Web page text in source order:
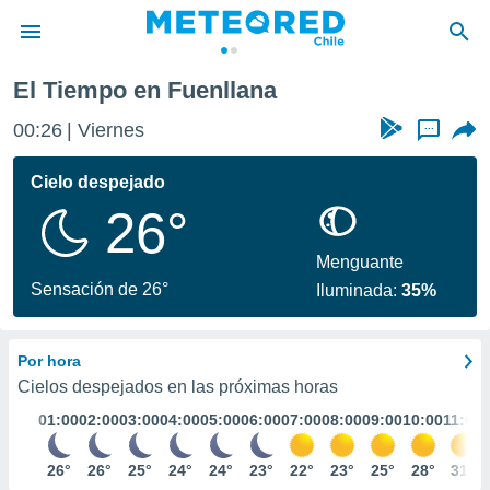
de
por
se
calidad.
a este
las
y
forma
digital
basada
El Tiempo en Fuenllana
00:26 Viernes ...
Cielo despejado
26°
Sensación de 26°
Menguante
Iluminada:35%
Por hora
Cielos despejados en las próximas horas
01:00
26°
02:00
26°
03:00
25°
04:00
24°
05:00
24°
06:00
23°
07:00
22°
08:00
23°
09:00
25°
10:00
28°
11:00
31°